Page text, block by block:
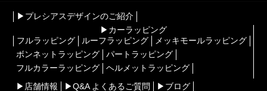
▶︎プレシアスデザインのご紹介
▶︎カーラッピング
フルラッピング
ルーフラッピング
メッキモールラッピング
ボンネットラッピング
パートラッピング
フルカラーラッピング
ヘルメットラッピング
▶︎店舗情報
▶︎Q&A よくあるご質問 ▶︎ブログ